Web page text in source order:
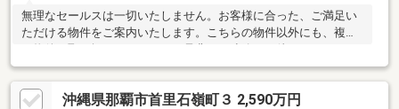
無理なセールスは一切いたしません。お客様に合った、ご満足い
ただける物件をご案内いたします。こちらの物件以外にも、複数
の物件を取り扱っております。是非、ご連絡をお待ちしておりま
す！
沖縄県那覇市首里石嶺町３ 2,590万円